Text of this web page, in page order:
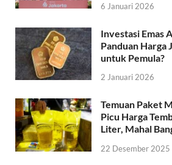
6 Januari 2026
Investasi Emas
Panduan Harga
untuk Pemula?
2 Januari 2026
Temuan Paket
Picu Harga
Liter, Mahal
22 Desember 2025